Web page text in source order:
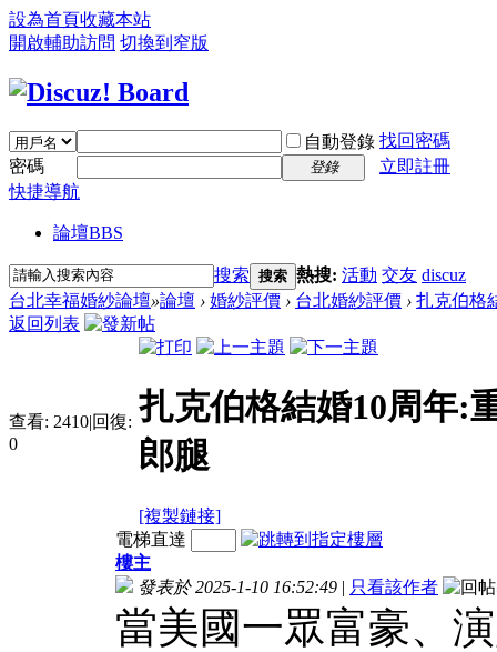
設為首頁收藏本站
開啟輔助訪問 切換到窄版
自動登錄 找回密碼
密碼
登錄
立即註冊
快捷導航
論壇BBS
搜索 搜索 熱搜: 活動 交友 discuz
台北幸福婚紗論壇»論壇 › 婚紗評價 › 台北婚紗評價 › 扎克伯格
返回列表
查看: 2410|回復:
0
扎克伯格結婚10周年:
郎腿
[複製鏈接]
電梯直達
樓主
發表於 2025-1-10 16:52:49 | 只看該作者
當美國一眾富豪、